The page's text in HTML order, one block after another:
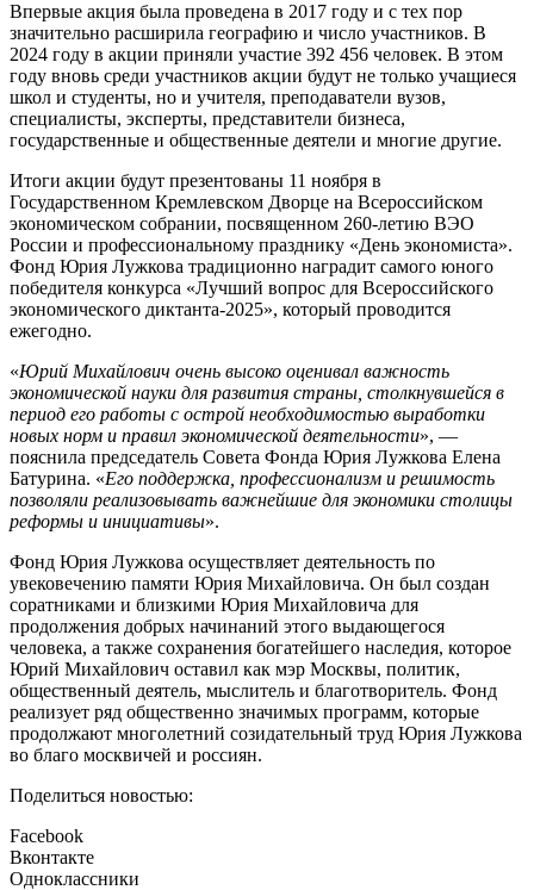
Впервые акция была проведена в 2017 году и с тех пор
значительно расширила географию и число участников. В
2024 году в акции приняли участие 392 456 человек. В этом
году вновь среди участников акции будут не только учащиеся
школ и студенты, но и учителя, преподаватели вузов,
специалисты, эксперты, представители бизнеса,
государственные и общественные деятели и многие другие.
Итоги акции будут презентованы 11 ноября в
Государственном Кремлевском Дворце на Всероссийском
экономическом собрании, посвященном 260-летию ВЭО
России и профессиональному празднику «День экономиста».
Фонд Юрия Лужкова традиционно наградит самого юного
победителя конкурса «Лучший вопрос для Всероссийского
экономического диктанта-2025», который проводится
ежегодно.
«Юрий Михайлович очень высоко оценивал важность
экономической науки для развития страны, столкнувшейся в
период его работы с острой необходимостью выработки
новых норм и правил экономической деятельности», —
пояснила председатель Совета Фонда Юрия Лужкова Елена
Батурина. «Его поддержка, профессионализм и решимость
позволяли реализовывать важнейшие для экономики столицы
реформы и инициативы».
Фонд Юрия Лужкова осуществляет деятельность по
увековечению памяти Юрия Михайловича. Он был создан
соратниками и близкими Юрия Михайловича для
продолжения добрых начинаний этого выдающегося
человека, а также сохранения богатейшего наследия, которое
Юрий Михайлович оставил как мэр Москвы, политик,
общественный деятель, мыслитель и благотворитель. Фонд
реализует ряд общественно значимых программ, которые
продолжают многолетний созидательный труд Юрия Лужкова
во благо москвичей и россиян.
Поделиться новостью:
Facebook
Вконтакте
Одноклассники